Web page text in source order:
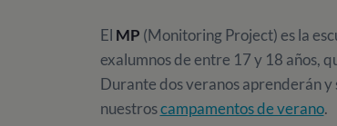
El MP (Monitoring Project) es la
exalumnos de entre 17 y 18 años,
Durante dos veranos aprenderán
nuestroscampamentos de verano.